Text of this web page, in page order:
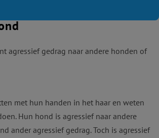
agressief gedrag naar andere honden of
met hun handen in het haar en weten
Hun hond is agressief naar andere
ander agressief gedrag.Toch is agressief